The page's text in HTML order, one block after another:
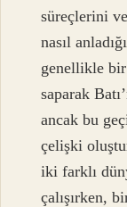
süreçlerini
nasıl
genellikle
saparak
ancak bu
çelişki
iki farklı
çalışırken,